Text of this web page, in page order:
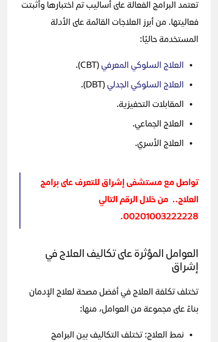
تعتمد البرامج الفعالة على أساليب تم اختبارها وأثبتت
فعاليتها. من أبرز العلاجات القائمة على الأدلة
المستخدمة حاليًا:
العلاج السلوكي المعرفي(CBT).
العلاج السلوكي الجدلي(DBT).
المقابلات التحفيزية.
العلاج الجماعي.
العلاج الأسري.
تواصل مع مستشفى إشراق للتعرف على برامج
العلاج.. من خلال الرقم التالي
00201003222228.
العوامل المؤثرة على تكاليف العلاج في
إشراق
تختلف تكلفة العلاج في أفضل مصحة لعلاج الإدمان
بناءً على مجموعة من العوامل، منها:
نمط العلاج: تختلف التكاليف بين البرامج